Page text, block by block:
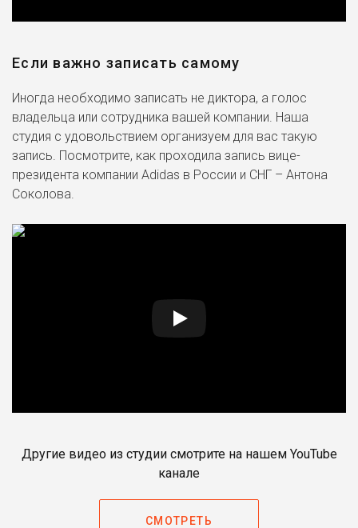
Если важно записать самому
Иногда необходимо записать не диктора, а голос
владельца или сотрудника вашей компании. Наша
студия с удовольствием организуем для вас такую
запись. Посмотрите, как проходила запись вице-
президента компании Adidas в России и СНГ – Антона
Соколова.
Другие видео из студии смотрите на нашем YouTube
канале
СМОТРЕТЬ